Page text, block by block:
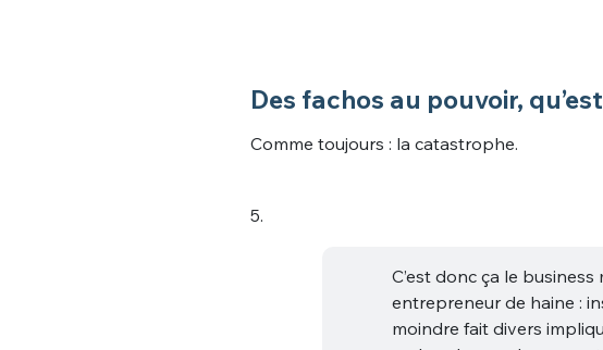
Des fachos au pouvoir,
Comme toujours : la catastrophe.
5.
C’est donc ça le
entrepreneur de haine :
moindre fait divers